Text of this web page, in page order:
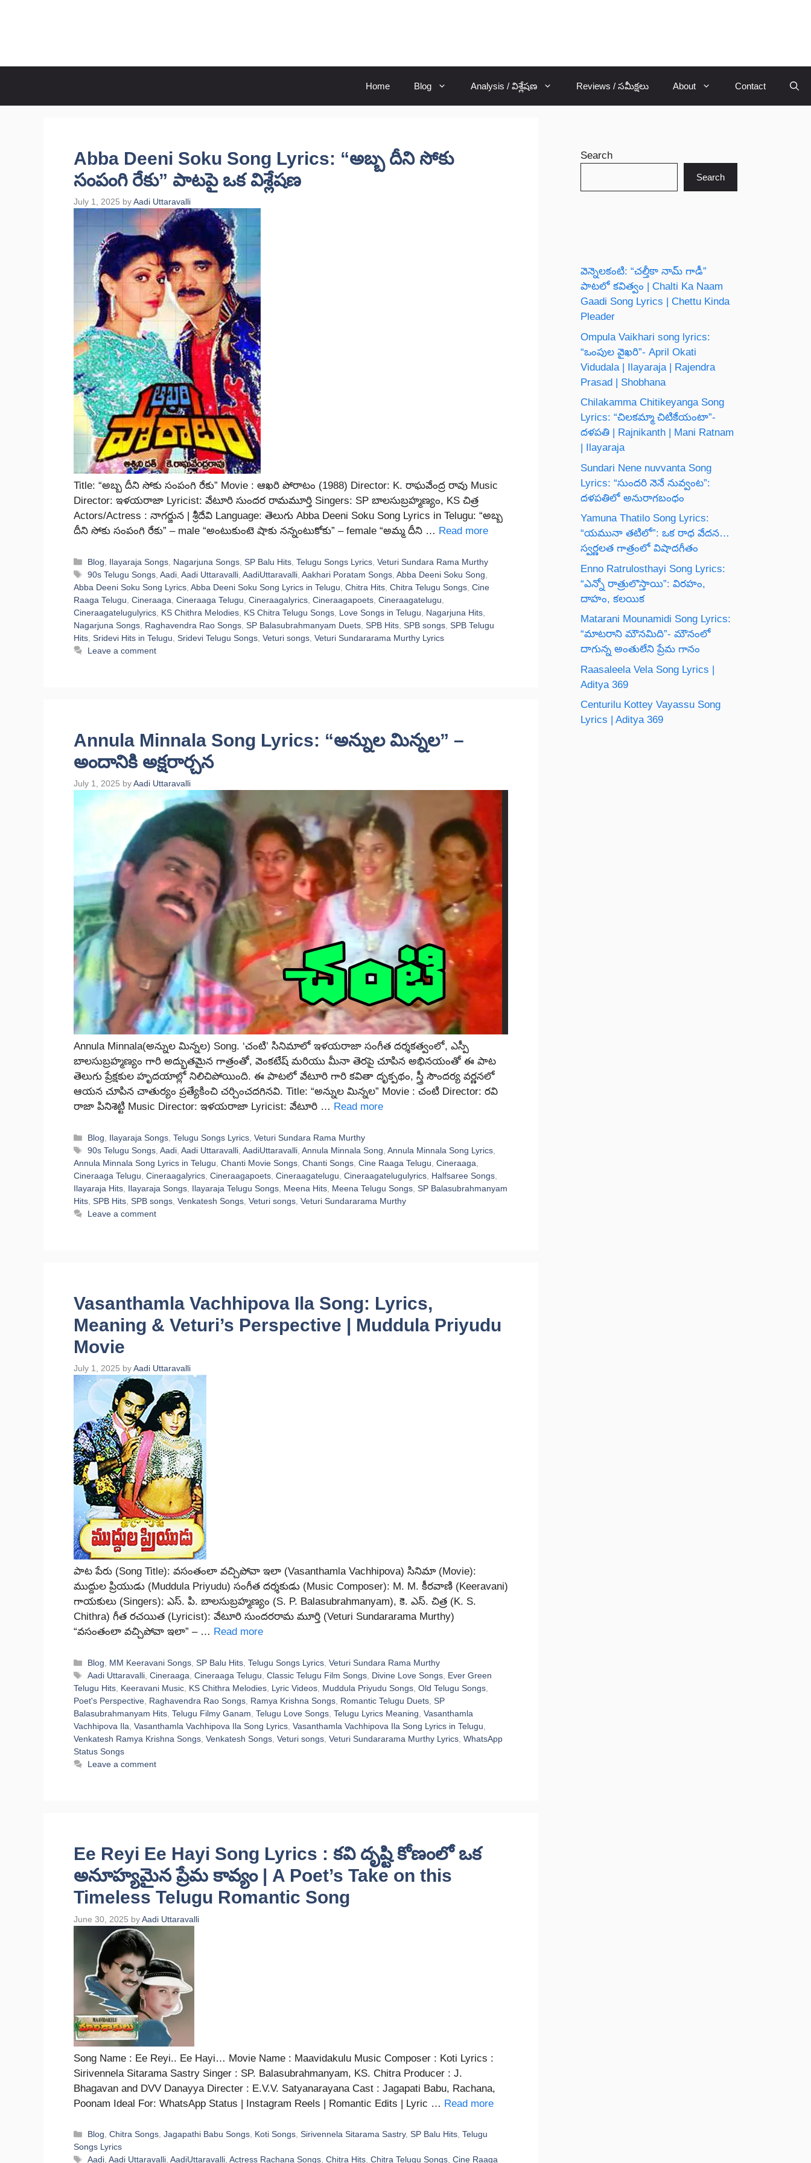
Home Blog Analysis / విశ్లేషణ Reviews / సమీక్షలు About Contact
Abba Deeni Soku Song Lyrics: “అబ్బ దీని సోకు
సంపంగి రేకు” పాటపై ఒక విశ్లేషణ
July 1, 2025 byAadi Uttaravalli
Title: “అబ్బ దీని సోకు సంపంగి రేకు” Movie : ఆఖరి పోరాటం (1988) Director: K. రాఘవేంద్ర రావు Music
Director: ఇళయరాజా Lyricist: వేటూరి సుందర రామమూర్తి Singers: SP బాలసుబ్రహ్మణ్యం, KS చిత్ర
Actors/Actress : నాగర్జున | శ్రీదేవి Language: తెలుగు Abba Deeni Soku Song Lyrics in Telugu: “అబ్బ
దీని సోకు సంపంగి రేకు” – male “అంటుకుంటె షాకు నన్నంటుకోకు” – female “అమ్మ దీని … Read more
Categories
Blog Ilayaraja Songs Nagarjuna Songs ,SP Balu Hits ,Telugu Songs Lyrics ,Veturi Sundara Rama Murthy
Tags
90s Telugu Songs ,Aadi ,Aadi Uttaravalli ,AadiUttaravalli ,Aakhari Poratam Songs ,Abba Deeni Soku Song
Abba Deeni Soku Song Lyrics Abba Deeni Soku Song Lyrics in Telugu Chitra Hits Chitra Telugu Songs Cine
Raaga Telugu Cineraaga Cineraaga Telugu Cineraagalyrics Cineraagapoets Cineraagatelugu
Cineraagatelugulyrics KS Chithra Melodies KS Chitra Telugu Songs Love Songs in Telugu Nagarjuna Hits
Nagarjuna Songs Raghavendra Rao Songs SP Balasubrahmanyam Duets SPB Hits SPB songs SPB Telugu
Hits Sridevi Hits in Telugu Sridevi Telugu Songs Veturi songs Veturi Sundararama Murthy Lyrics
Leave a comment
Annula Minnala Song Lyrics: “అన్నుల మిన్నల” –
అందానికి అక్షరార్చన
July 1, 2025 byAadi Uttaravalli
Annula Minnala(అన్నుల మిన్నల) Song. ‘చంటి’ సినిమాలో ఇళయరాజా సంగీత దర్శకత్వంలో, ఎస్పీ
బాలసుబ్రహ్మణ్యం గారి అద్భుతమైన గాత్రంతో, వెంకటేష్ మరియు మీనా తెరపై చూపిన అభినయంతో ఈ పాట
తెలుగు ప్రేక్షకుల హృదయాల్లో నిలిచిపోయింది. ఈ పాటలో వేటూరి గారి కవితా దృక్పథం, స్త్రీ సౌందర్య వర్ణనలో
ఆయన చూపిన చాతుర్యం ప్రత్యేకించి చర్చించదగినవి. Title: “అన్నుల మిన్నల” Movie : చంటి Director: రవి
రాజా పినిశెట్టి Music Director: ఇళయరాజా Lyricist: వేటూరి … Read more
Categories
Blog, Ilayaraja Songs,Telugu Songs Lyrics,Veturi Sundara Rama Murthy
Tags
90s Telugu Songs,Aadi,Aadi Uttaravalli,AadiUttaravalli,Annula Minnala Song,Annula Minnala Song Lyrics,
Annula Minnala Song Lyrics in Telugu, Chanti Movie Songs, Chanti Songs, Cine Raaga Telugu, Cineraaga,
Cineraaga Telugu, Cineraagalyrics, Cineraagapoets, Cineraagatelugu, Cineraagatelugulyrics, Halfsaree Songs,
Ilayaraja Hits, Ilayaraja Songs, Ilayaraja Telugu Songs, Meena Hits, Meena Telugu Songs, SP Balasubrahmanyam
Hits, SPB Hits, SPB songs, Venkatesh Songs, Veturi songs, Veturi Sundararama Murthy
Leave a comment
Vasanthamla Vachhipova Ila Song: Lyrics,
Meaning & Veturi’s Perspective | Muddula Priyudu
Movie
July 1, 2025 byAadi Uttaravalli
పాట పేరు (Song Title): వసంతంలా వచ్చిపోవా ఇలా (Vasanthamla Vachhipova) సినిమా (Movie):
ముద్దుల ప్రియుడు (Muddula Priyudu) సంగీత దర్శకుడు (Music Composer): M. M. కీరవాణి (Keeravani)
గాయకులు (Singers): ఎస్. పి. బాలసుబ్రహ్మణ్యం (S. P. Balasubrahmanyam), కె. ఎస్. చిత్ర (K. S.
Chithra) గీత రచయిత (Lyricist): వేటూరి సుందరరామ మూర్తి (Veturi Sundararama Murthy)
“వసంతంలా వచ్చిపోవా ఇలా” – … Read more
Categories
Blog, MM Keeravani Songs,SP Balu Hits,Telugu Songs Lyrics,Veturi Sundara Rama Murthy
Tags
Aadi Uttaravalli,Cineraaga,Cineraaga Telugu,Classic Telugu Film Songs, Divine Love Songs, Ever Green
Telugu Hits, Keeravani Music, KS Chithra Melodies, Lyric Videos, Muddula Priyudu Songs, Old Telugu Songs,
Poet's Perspective, Raghavendra Rao Songs, Ramya Krishna Songs, Romantic Telugu Duets, SP
Balasubrahmanyam Hits, Telugu Filmy Ganam, Telugu Love Songs, Telugu Lyrics Meaning, Vasanthamla
Vachhipova Ila, Vasanthamla Vachhipova Ila Song Lyrics, Vasanthamla Vachhipova Ila Song Lyrics in Telugu,
Venkatesh Ramya Krishna Songs, Venkatesh Songs, Veturi songs, Veturi Sundararama Murthy Lyrics, WhatsApp
Status Songs
Leave a comment
Ee Reyi Ee Hayi Song Lyrics : కవి దృష్టి కోణంలో ఒక
అనూహ్యమైన ప్రేమ కావ్యం | A Poet’s Take on this
Timeless Telugu Romantic Song
June 30, 2025 byAadi Uttaravalli
Song Name : Ee Reyi.. Ee Hayi… Movie Name : Maavidakulu Music Composer : Koti Lyrics :
Sirivennela Sitarama Sastry Singer : SP. Balasubrahmanyam, KS. Chitra Producer : J.
Bhagavan and DVV Danayya Directer : E.V.V. Satyanarayana Cast : Jagapati Babu, Rachana,
Poonam Ideal For: WhatsApp Status | Instagram Reels | Romantic Edits | Lyric … Read more
Categories
Blog,Chitra Songs,Jagapathi Babu Songs, Koti Songs,Sirivennela Sitarama Sastry,SP Balu Hits,Telugu
Songs Lyrics
Tags
Aadi,Aadi Uttaravalli,AadiUttaravalli,Actress Rachana Songs,Chitra Hits,Chitra Telugu Songs,Cine Raaga
Search
Search
వెన్నెలకంటి: “చల్తీకా నామ్ గాడీ”
పాటలో కవిత్వం | Chalti Ka Naam
Gaadi Song Lyrics | Chettu Kinda
Pleader
Ompula Vaikhari song lyrics:
“ఒంపుల వైఖరి”- April Okati
Vidudala | Ilayaraja | Rajendra
Prasad | Shobhana
Chilakamma Chitikeyanga Song
Lyrics: “చిలకమ్మా చిటికేయంటా”-
దళపతి | Rajnikanth | Mani Ratnam
| Ilayaraja
Sundari Nene nuvvanta Song
Lyrics: “సుందరి నెనే నువ్వంట”:
దళపతిలో అనురాగబంధం
Yamuna Thatilo Song Lyrics:
“యమునా తటిలో”: ఒక రాధ వేదన…
స్వర్ణలత గాత్రంలో విషాదగీతం
Enno Ratrulosthayi Song Lyrics:
“ఎన్నో రాత్రులొస్తాయి”: విరహం,
దాహం, కలయిక
Matarani Mounamidi Song Lyrics:
“మాటరాని మౌనమిది”- మౌనంలో
దాగున్న అంతులేని ప్రేమ గానం
Raasaleela Vela Song Lyrics |
Aditya 369
Centurilu Kottey Vayassu Song
Lyrics | Aditya 369